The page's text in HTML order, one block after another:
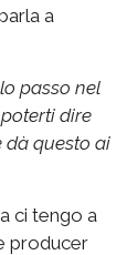
a
passo nel
dire
dà questo ai
ci tengo a
producer